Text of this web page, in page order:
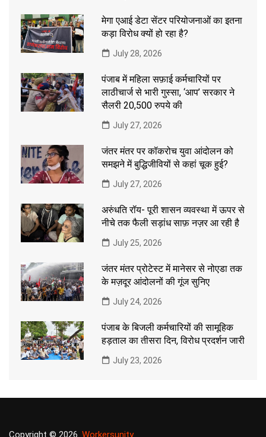
मेगा एआई डेटा सेंटर परियोजनाओं का इतना
कड़ा विरोध क्यों हो रहा है?
July 28, 2026
पंजाब में महिला सफ़ाई कर्मचारियों पर
लाठीचार्ज से भारी गुस्सा, ‘आप’ सरकार ने
सैलरी 20,500 रुपये की
July 27, 2026
जंतर मंतर पर कॉकरोच युवा आंदोलन को
समझने में बुद्धिजीवियों से कहां चूक हुई?
July 27, 2026
अरुंधति रॉय- पूरी शासन व्यवस्था में ऊपर से
नीचे तक फैली सड़ांध साफ़ नज़र आ रही है
July 25, 2026
जंतर मंतर प्रोटेस्ट में मानेसर से नोएडा तक
के मज़दूर आंदोलनों की गूंज सुनिए
July 24, 2026
पंजाब के बिजली कर्मचारियों की सामूहिक
हड़ताल का तीसरा दिन, विरोध प्रदर्शन जारी
July 23, 2026
Copyright © 2026. Workersunity